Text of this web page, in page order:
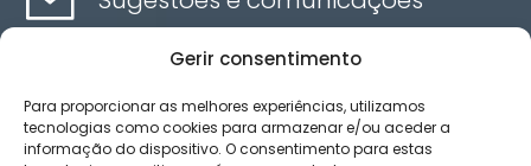
Gerir consentimento
Para proporcionar as melhores experiências, utilizamos
tecnologias como cookies para armazenar e/ou aceder a
informação do dispositivo. O consentimento para estas